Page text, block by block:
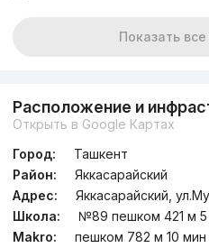
Показать
Расположение и
Открыть в Google Картах
Город:
Ташкент
Район:
Яккасарайский
Адрес:
Яккасарайский,
Школа:
№89 пешком 421 м 5
Makro:
пешком 782 м 10 мин